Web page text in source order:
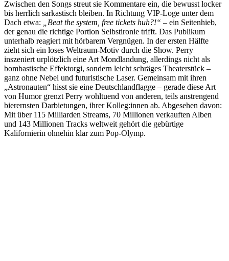
Zwischen den Songs streut sie Kommentare ein, die bewusst locker
bis herrlich sarkastisch bleiben. In Richtung VIP-Loge unter dem
Dach etwa:
„Beat the system, free tickets huh?!“ – ein Seitenhieb,
der genau die richtige Portion Selbstironie trifft. Das Publikum
unterhalb reagiert mit hörbarem Vergnügen. In der ersten Hälfte
zieht sich ein loses Weltraum-Motiv durch die Show. Perry
inszeniert urplötzlich eine Art Mondlandung, allerdings nicht als
bombastische Effektorgi, sondern leicht schräges Theaterstück –
ganz ohne Nebel und futuristische Laser. Gemeinsam mit ihren
„Astronauten“ hisst sie eine Deutschlandflagge – gerade diese Art
von Humor grenzt Perry wohltuend von anderen, teils anstrengend
bierernsten Darbietungen, ihrer Kolleg:innen ab. Abgesehen davon:
Mit über 115 Milliarden Streams, 70 Millionen verkauften Alben
und 143 Millionen Tracks weltweit gehört die gebürtige
Kalifornierin ohnehin klar zum Pop-Olymp.